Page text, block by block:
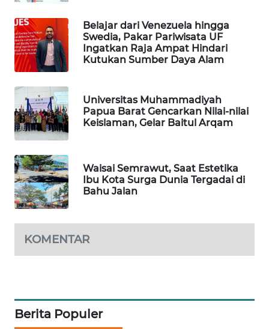
Belajar dari Venezuela hingga
Swedia, Pakar Pariwisata UF
Ingatkan Raja Ampat Hindari
Kutukan Sumber Daya Alam
Universitas Muhammadiyah
Papua Barat Gencarkan Nilai-nilai
Keislaman, Gelar Baitul Arqam
Waisai Semrawut, Saat Estetika
Ibu Kota Surga Dunia Tergadai di
Bahu Jalan
KOMENTAR
Berita Populer
PORTAL
KONSUMEN
FORWAMKI
ALPERKLINAS
FORJASIDA
TAMBANG
NEWS
SITUNGIR
NEWS